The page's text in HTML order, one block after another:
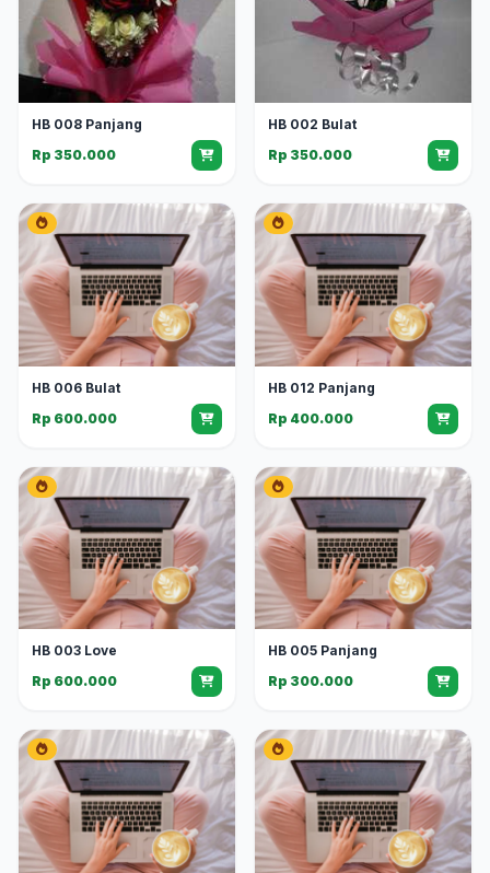
HB 008 Panjang
Rp 350.000
HB 002 Bulat
Rp 350.000
HB 006 Bulat
Rp 600.000
HB 012 Panjang
Rp 400.000
HB 003 Love
Rp 600.000
HB 005 Panjang
Rp 300.000